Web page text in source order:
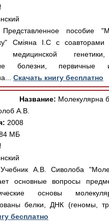
Представленное пособие
Сміяна І.С с
медицинской генетики,
болезни, первичные
Скачать книгу бесплатно
Название: Молекулярна
А.В.
2008
МБ
Учебник А.В. Сиволоба
основные вопросы
основы
белки, ДНК (геномы,
бесплатно